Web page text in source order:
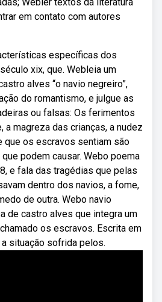
em contato com autores
específicas dos
xix, que. Webleia um
alves “o navio negreiro”,
do romantismo, e julgue as
ou falsas: Os ferimentos
a magreza das crianças, a nudez
que os escravos sentiam são
podem causar. Webo poema
e fala das tragédias que pelas
dentro dos navios, a fome,
de outra. Webo navio
de castro alves que integra um
os escravos. Escrita em
situação sofrida pelos.